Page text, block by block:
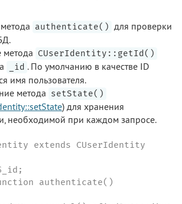
authenticate() для проверки
метода CUserIdentity::getId()
_id . По умолчанию в качестве ID
имя пользователя.
метода setState()
) для хранения
необходимой при каждом запросе.
extends CUserIdentity
authenticate()